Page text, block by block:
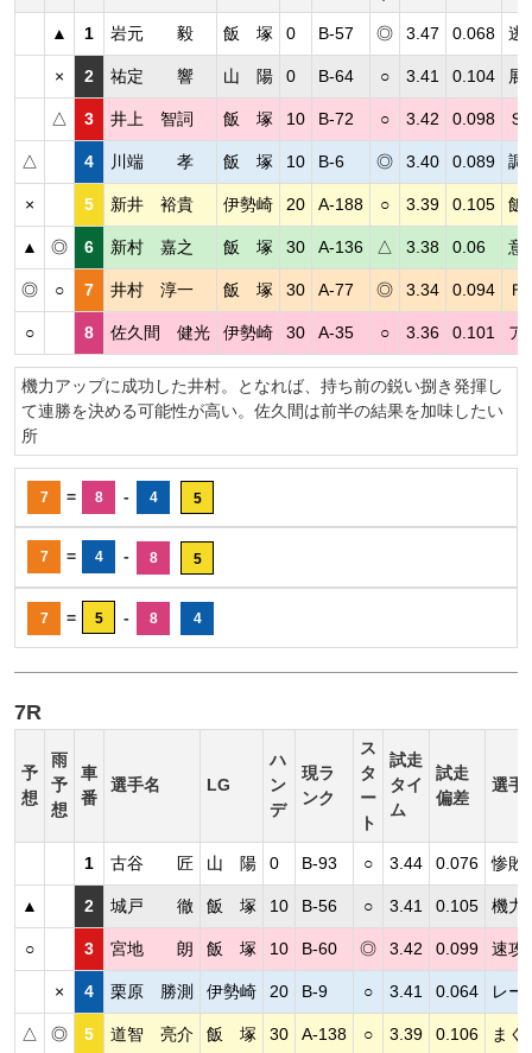
▲ 1 岩元 毅 飯 塚 0 B-57 ◎ 3.47 0.068 逃
× 2 祐定 響 山 陽 0 B-64 ○ 3.41 0.104 展
△ 3 井上 智詞 飯 塚 10 B-72 ○ 3.42 0.098 Ｓ
△ 4 川端 孝 飯 塚 10 B-6 ◎ 3.40 0.089 調
× 5 新井 裕貴 伊勢崎 20 A-188 ○ 3.39 0.105 飯
▲ ◎ 6 新村 嘉之 飯 塚 30 A-136 △ 3.38 0.06 意
◎ ○ 7 井村 淳一 飯 塚 30 A-77 ◎ 3.34 0.094
○ 8 佐久間 健光 伊勢崎 30 A-35 ○ 3.36 0.101 ア
機力アップに成功した井村。となれば、持ち前の鋭い捌き発揮し
て連勝を決める可能性が高い。佐久間は前半の結果を加味したい
所
7 = 8 - 4 5
7 = 4 - 8 5
7 = 5 - 8 4
7R
予
想
雨
予
想
車
番
選手名 LG
ハ
ン
デ
現ラ
ンク
ス
タ
ー
ト
試走
タイ
ム
試走
偏差
選手
1 古谷 匠 山 陽 0 B-93 ○ 3.44 0.076 惨敗
▲ 2 城戸 徹 飯 塚 10 B-56 ○ 3.41 0.105 機力
○ 3 宮地 朗 飯 塚 10 B-60 ◎ 3.42 0.099 速攻
× 4 栗原 勝測 伊勢崎 20 B-9 ○ 3.41 0.064 レー
△ ◎ 5 道智 亮介 飯 塚 30 A-138 ○ 3.39 0.106 まく